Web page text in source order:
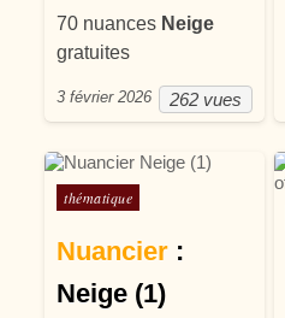
70 nuances Neige
gratuites
262 vues
3 février 2026
Posté dans
thématique
Nuancier :
Neige (1)